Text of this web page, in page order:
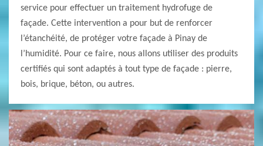
service pour effectuer un traitement hydrofuge de
façade. Cette intervention a pour but de renforcer
l’étanchéité, de protéger votre façade à Pinay de
l’humidité. Pour ce faire, nous allons utiliser des produits
certifiés qui sont adaptés à tout type de façade : pierre,
bois, brique, béton, ou autres.